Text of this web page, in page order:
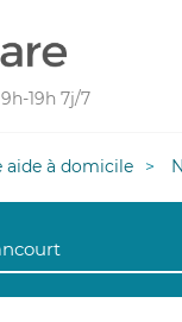
19h 7j/7
aide à domicile